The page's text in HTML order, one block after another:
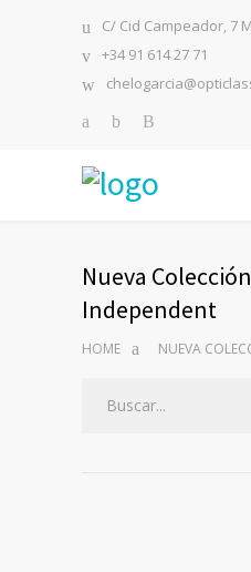
C/ Cid Campeador, 7
+34 91 614 27 71
Nueva
Independent
HOME NUEVA